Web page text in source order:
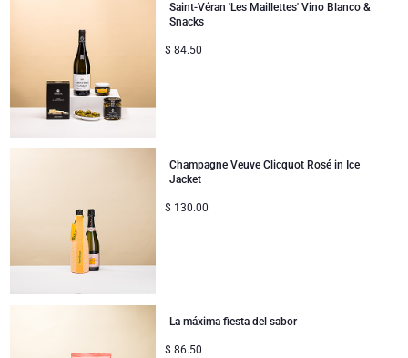
Saint-Véran 'Les Maillettes' Vino Blanco &
Snacks
$ 84.50
Champagne Veuve Clicquot Rosé in Ice
Jacket
$ 130.00
La máxima fiesta del sabor
$ 86.50